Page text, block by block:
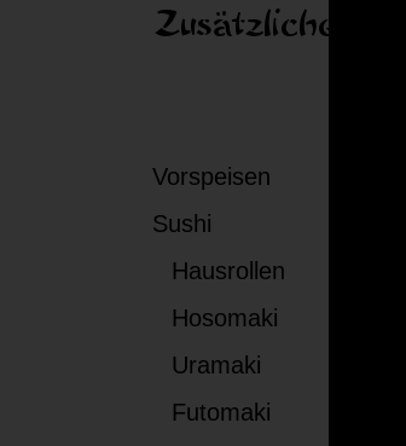
Zusätzliche
Vorspeisen
Sushi
Hausrollen
Hosomaki
Uramaki
Futomaki